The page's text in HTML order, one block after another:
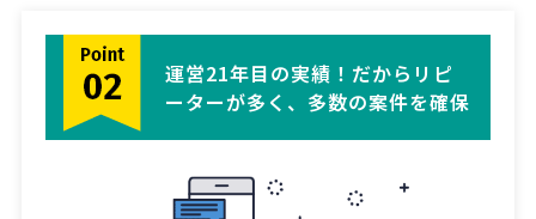
運営21年目の実績！だからリピ
ーターが多く、多数の案件を確保